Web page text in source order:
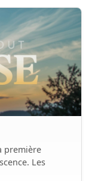
première
Les